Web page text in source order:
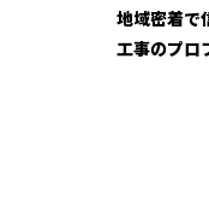
地域密着で
工事のプロ